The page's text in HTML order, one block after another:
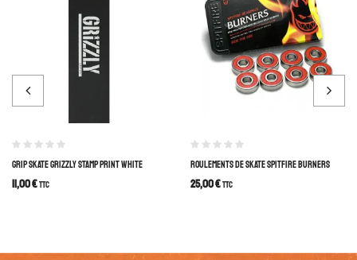
GRIP SKATE GRIZZLY STAMP PRINT WHITE
11,00€TTC
ROULEMENTS DE SKATE SPITFIRE BURNERS
25,00€TTC